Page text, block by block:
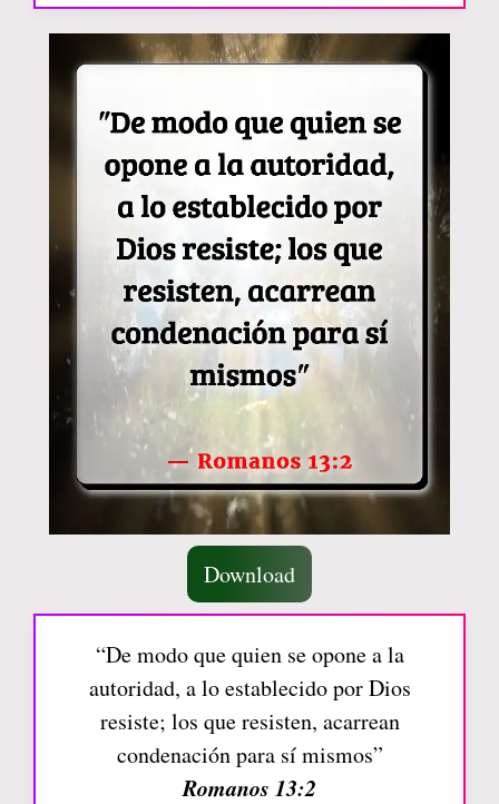
Download
“De modo que quien se opone a la
autoridad, a lo establecido por Dios
resiste; los que resisten, acarrean
condenación para sí mismos”
Romanos 13:2